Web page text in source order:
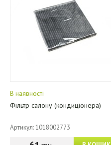
В наявності
Фільтр салону (кондиціонера)
Артикул: 1018002773